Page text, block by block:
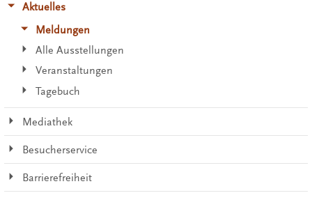
Aktuelles
Meldungen
Alle Ausstellungen
Veranstaltungen
Tagebuch
Mediathek
Besucherservice
Barrierefreiheit